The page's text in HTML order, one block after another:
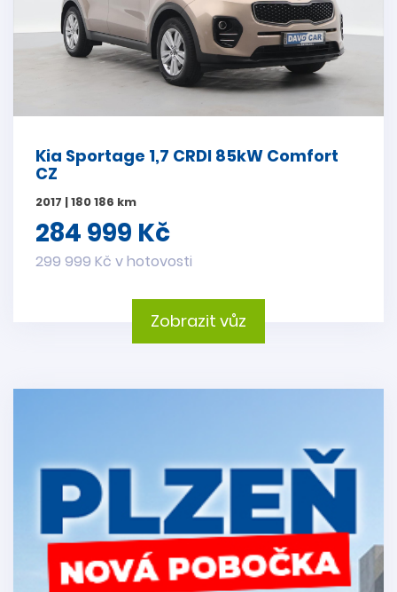
Kia Sportage 1,7 CRDI 85kW Comfort
CZ
2017 | 180 186 km
284 999 Kč
299 999 Kč v hotovosti
Zobrazit vůz